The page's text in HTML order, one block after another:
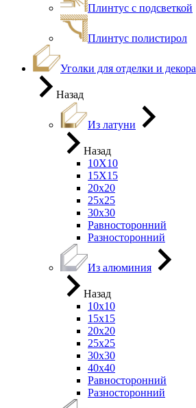
Плинтус с подсветкой
Плинтус полистирол
Уголки для отделки и декора
Назад
Из латуни
Назад
10Х10
15Х15
20х20
25х25
30х30
Равносторонний
Разносторонний
Из алюминия
Назад
10х10
15х15
20х20
25х25
30х30
40х40
Равносторонний
Разносторонний